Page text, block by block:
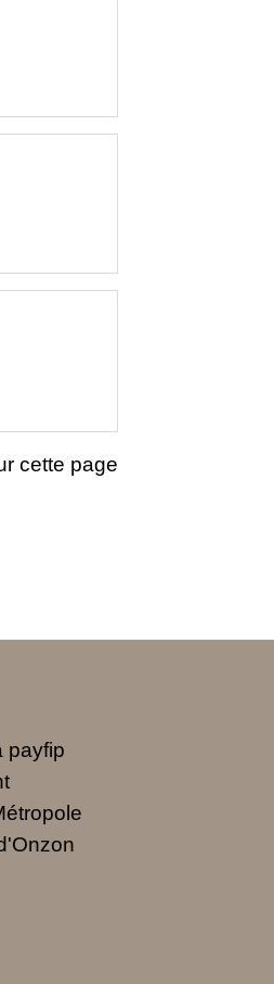
cette page
payfip